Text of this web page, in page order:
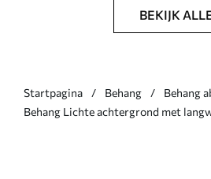
BEKIJK
Startpagina Behang
Behang
Behang Lichte achtergrond met